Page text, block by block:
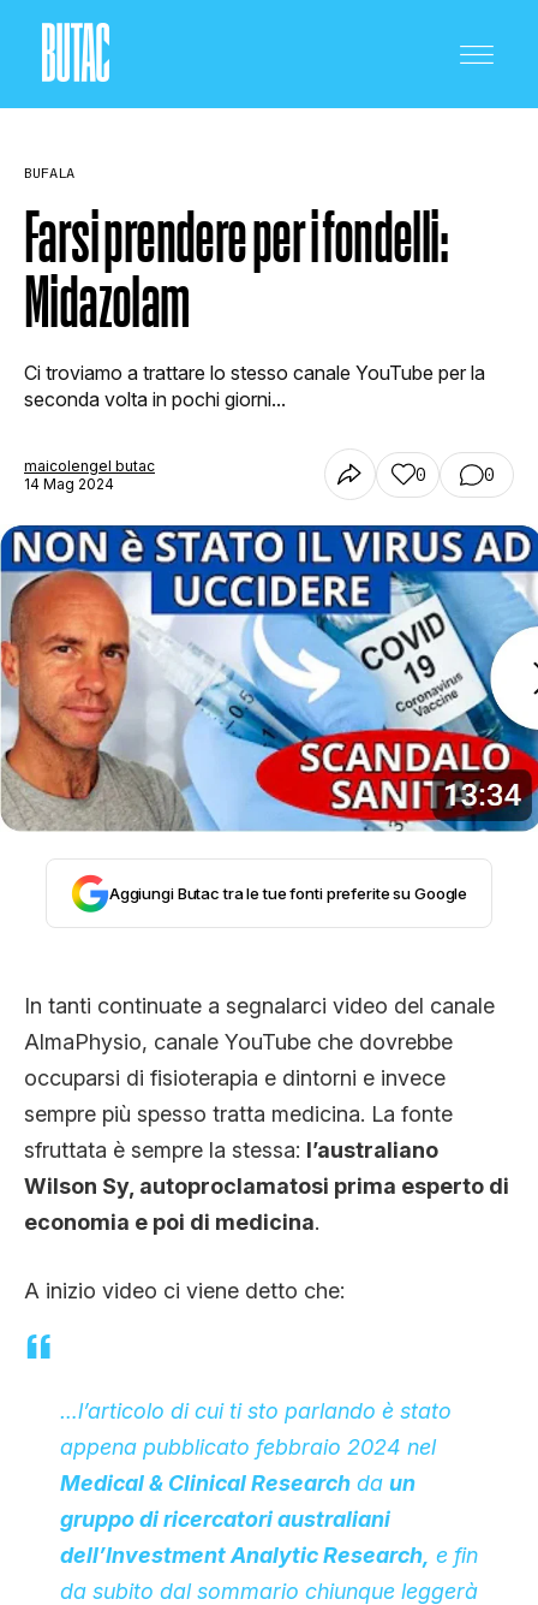
CRONACA E POLITICA
SCIENZA E TECNOLOGIA
SALUTE E MEDICINA
STORIA E CITAZIONI
INTRATTENIMENTO
COMPLOTTI, LEGGENDE URBANE ED
EVERGREEN
EDITORIALI
TRUFFE E SOCIAL NETWORK
CLIMA ED ENERGIA
CONTATTI
CHI SIAMO
BUFALA
Farsi prendere per i fondelli:
Midazolam
Ci troviamo a trattare lo stesso canale YouTube per la
seconda volta in pochi giorni...
maicolengel butac
14 Mag 2024
0 0
Aggiungi Butac tra le tue fonti preferite su Google
In tanti continuate a segnalarci video del canale
AlmaPhysio, canale YouTube che dovrebbe
occuparsi di fisioterapia e dintorni e invece
sempre più spesso tratta medicina. La fonte
sfruttata è sempre la stessa: l’australiano
Wilson Sy, autoproclamatosi prima esperto di
economia e poi di medicina.
A inizio video ci viene detto che:
…l’articolo di cui ti sto parlando è stato
appena pubblicato febbraio 2024 nel
Medical & Clinical Research da un
gruppo di ricercatori australiani
dell’Investment Analytic Research, e fin
da subito dal sommario chiunque leggerà